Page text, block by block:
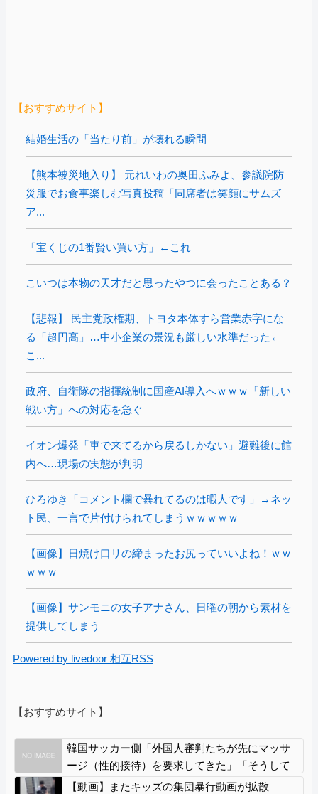
【おすすめサイト】
結婚生活の「当たり前」が壊れる瞬間
【熊本被災地入り】 元れいわの奥田ふみよ、参議院防
災服でお食事楽しむ写真投稿「同席者は笑顔にサムズ
ア...
「宝くじの1番賢い買い方」←これ
こいつは本物の天才だと思ったやつに会ったことある？
【悲報】 民主党政権期、トヨタ本体すら営業赤字にな
る「超円高」…中小企業の景況も厳しい水準だった←
こ...
政府、自衛隊の指揮統制に国産AI導入へｗｗｗ「新しい
戦い方」への対応を急ぐ
イオン爆発「車で来てるから戻るしかない」避難後に館
内へ…現場の実態が判明
ひろゆき「コメント欄で暴れてるのは暇人です」→ネッ
ト民、一言で片付けられてしまうｗｗｗｗｗ
【画像】日焼け口リの締まったお尻っていいよね！ｗｗ
ｗｗｗ
【画像】サンモニの女子アナさん、日曜の朝から素材を
提供してしまう
Powered by livedoor 相互RSS
【おすすめサイト】
韓国サッカー側「外国人審判たちが先にマッサ
ージ（性的接待）を要求してきた」「そうして
やらないと、笛をうまく吹いてくれないでしょ
【動画】またキッズの集団暴行動画が拡散